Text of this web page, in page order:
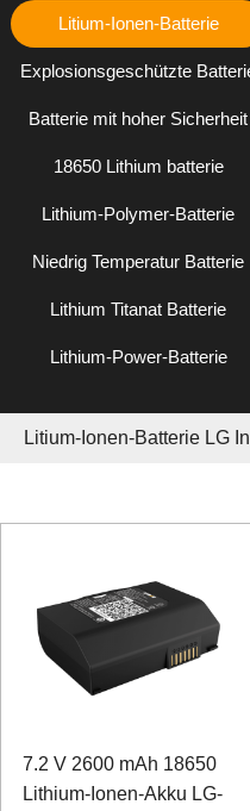
Litium-Ionen-Batterie
Explosionsgeschützte
Batterie mit hoher Sicherheit
18650 Lithium batterie
Lithium-Polymer-Batterie
Niedrig Temperatur Batterie
Lithium Titanat Batterie
Lithium-Power-Batterie
Litium-Ionen-Batterie LG
7.2 V 2600 mAh 18650
Lithium-Ionen-Akku LG-